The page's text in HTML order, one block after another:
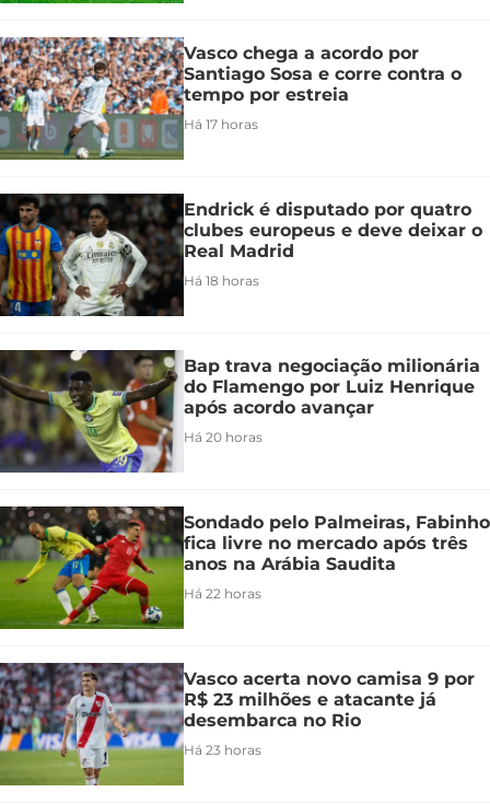
Vasco chega a acordo por
Santiago Sosa e corre contra o
tempo por estreia
Há 17 horas
Endrick é disputado por quatro
clubes europeus e deve deixar o
Real Madrid
Há 18 horas
Bap trava negociação milionária
do Flamengo por Luiz Henrique
após acordo avançar
Há 20 horas
Sondado pelo Palmeiras, Fabinho
fica livre no mercado após três
anos na Arábia Saudita
Há 22 horas
Vasco acerta novo camisa 9 por
R$ 23 milhões e atacante já
desembarca no Rio
Há 23 horas